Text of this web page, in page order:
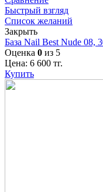
Быстрый взгляд
Список желаний
Закрыть
База Nail Best Nude 08,
Оценка 0 из 5
Цена: 6 600 тг.
Купить